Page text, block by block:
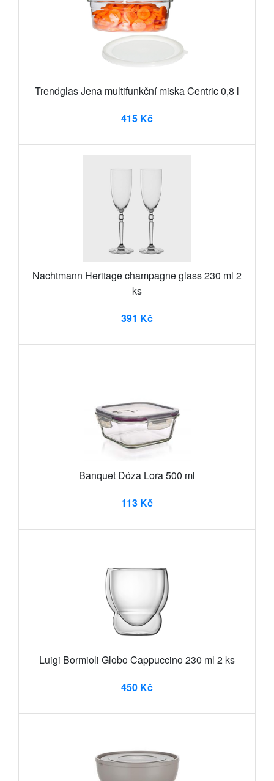
Trendglas Jena multifunkční miska Centric 0,8 l
415 Kč
Nachtmann Heritage champagne glass 230 ml 2
ks
391 Kč
Banquet Dóza Lora 500 ml
113 Kč
Luigi Bormioli Globo Cappuccino 230 ml 2 ks
450 Kč